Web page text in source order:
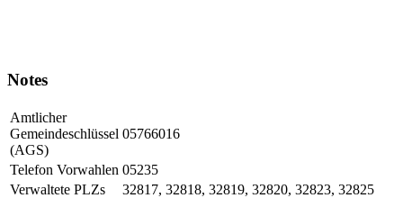
Notes
Amtlicher
Gemeindeschlüssel
(AGS)
05766016
Telefon Vorwahlen 05235
Verwaltete PLZs
32817, 32818, 32819, 32820, 32823, 32825